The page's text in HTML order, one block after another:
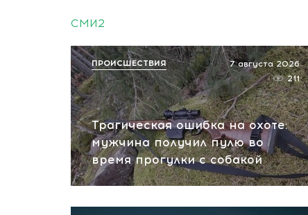
СМИ2
Трагическая ошибка на охоте:
мужчина получил пулю во
время прогулки с собакой
7 августа 2026
211
ПРОИСШЕСТВИЯ